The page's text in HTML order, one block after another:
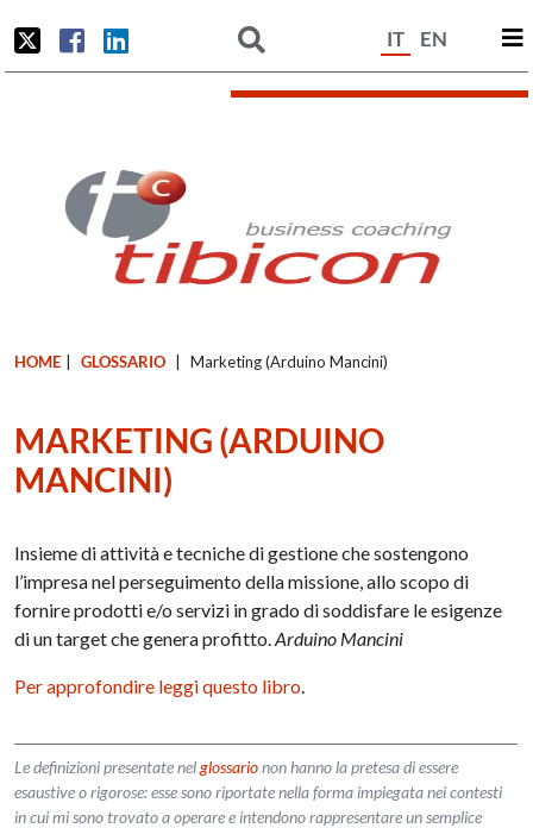
IT EN
HOME GLOSSARIO Marketing (Arduino Mancini)
MARKETING (ARDUINO
MANCINI)
Insieme di attività e tecniche di gestione che sostengono
l’impresa nel perseguimento della missione, allo scopo di
fornire prodotti e/o servizi in grado di soddisfare le esigenze
di un target che genera profitto.Arduino Mancini
Per approfondire leggi questo libro.
Le definizioni presentate nelglossarionon hanno la pretesa di essere
esaustive o rigorose: esse sono riportate nella forma impiegata nei contesti
in cui mi sono trovato a operare e intendono rappresentare un semplice